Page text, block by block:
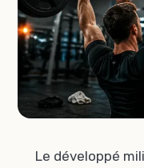
Le développé